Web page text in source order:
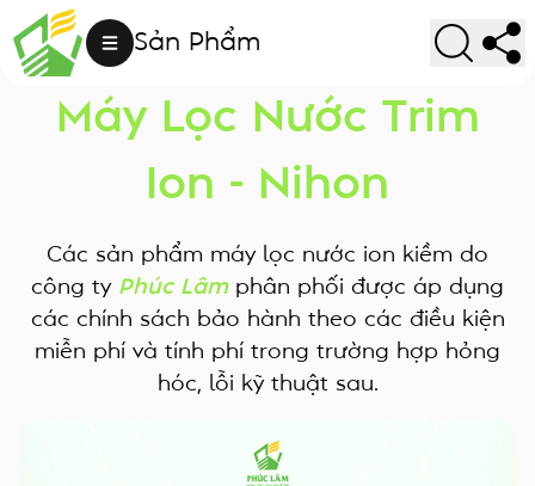
Sản Phẩm
Chính Sách Bảo Hành
Máy Lọc Nước Trim
Ion - Nihon
Các sản phẩm máy lọc nước ion kiềm do
công ty Phúc Lâmphân phối được áp dụng
các chính sách bảo hành theo các điều kiện
miễn phí và tính phí trong trường hợp hỏng
hóc, lỗi kỹ thuật sau.